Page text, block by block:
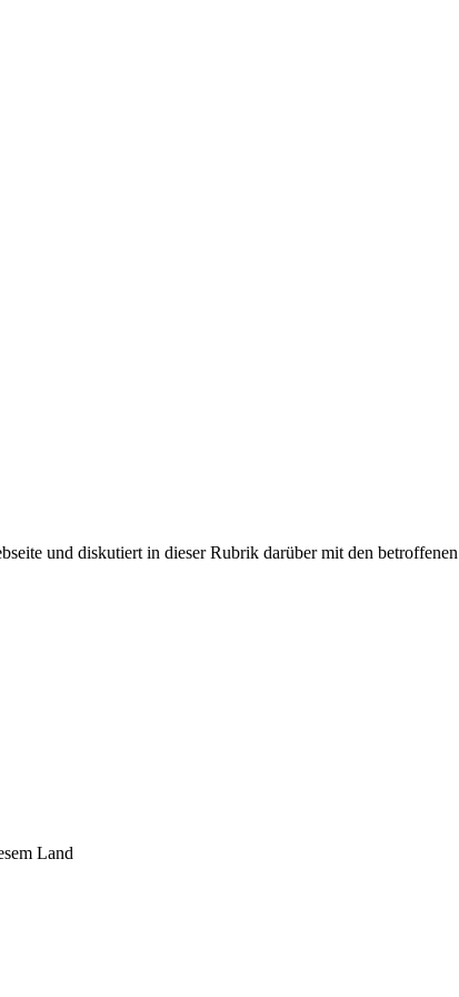
und diskutiert in dieser Rubrik darüber mit den
Land